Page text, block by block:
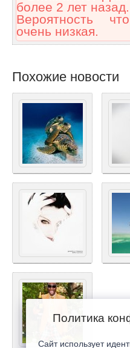
более 2 лет назад.
Вероятность
очень низкая.
Похожие новости
Политика
Сайт использует